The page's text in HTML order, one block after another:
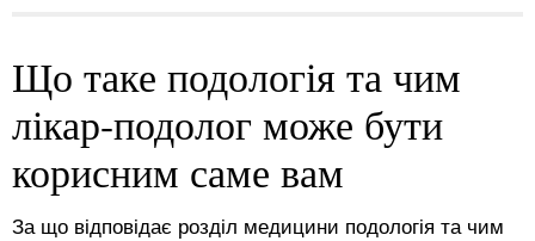
Що таке подологія та чим
лікар-подолог може бути
корисним саме вам
За що відповідає розділ медицини подологія та чим